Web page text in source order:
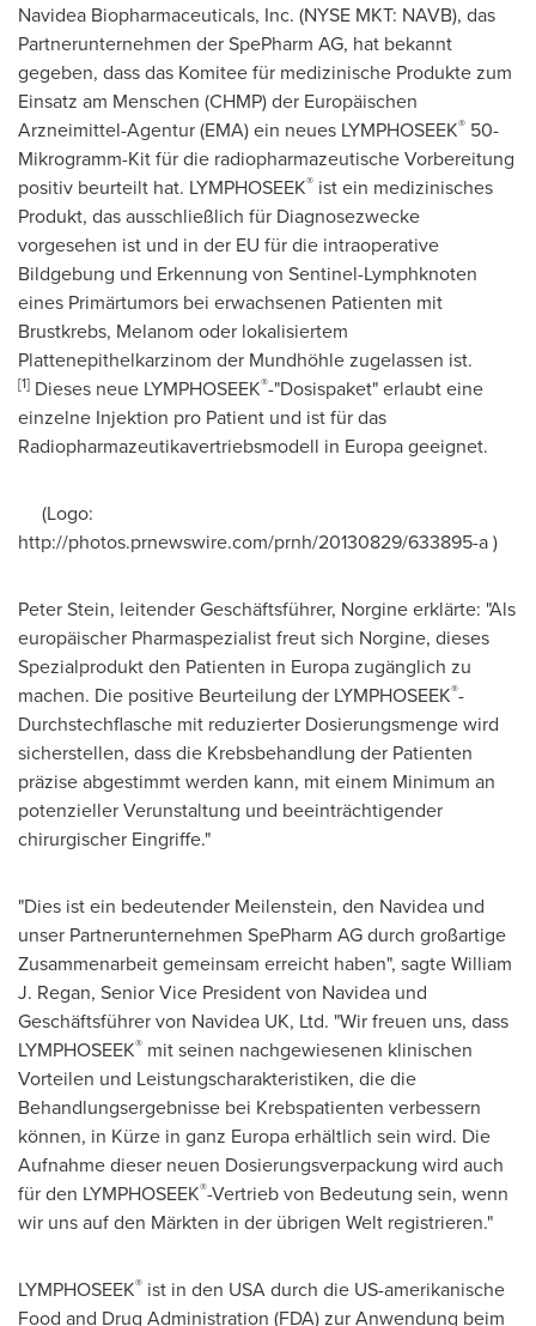
Navidea Biopharmaceuticals, Inc. (NYSE MKT: NAVB), das
Partnerunternehmen der SpePharm AG, hat bekannt
gegeben, dass das Komitee für medizinische Produkte zum
Einsatz am Menschen (CHMP) der Europäischen
Arzneimittel-Agentur (EMA) ein neues LYMPHOSEEK® 50-
Mikrogramm-Kit für die radiopharmazeutische Vorbereitung
positiv beurteilt hat. LYMPHOSEEK® ist ein medizinisches
Produkt, das ausschließlich für Diagnosezwecke
vorgesehen ist und in der EU für die intraoperative
Bildgebung und Erkennung von Sentinel-Lymphknoten
eines Primärtumors bei erwachsenen Patienten mit
Brustkrebs, Melanom oder lokalisiertem
Plattenepithelkarzinom der Mundhöhle zugelassen ist.
[1] Dieses neue LYMPHOSEEK®-"Dosispaket" erlaubt eine
einzelne Injektion pro Patient und ist für das
Radiopharmazeutikavertriebsmodell in Europa geeignet.
(Logo:
http://photos.prnewswire.com/prnh/20130829/633895-a )
Peter Stein, leitender Geschäftsführer, Norgine erklärte: "Als
europäischer Pharmaspezialist freut sich Norgine, dieses
Spezialprodukt den Patienten in Europa zugänglich zu
machen. Die positive Beurteilung der LYMPHOSEEK®-
Durchstechflasche mit reduzierter Dosierungsmenge wird
sicherstellen, dass die Krebsbehandlung der Patienten
präzise abgestimmt werden kann, mit einem Minimum an
potenzieller Verunstaltung und beeinträchtigender
chirurgischer Eingriffe."
"Dies ist ein bedeutender Meilenstein, den Navidea und
unser Partnerunternehmen SpePharm AG durch großartige
Zusammenarbeit gemeinsam erreicht haben", sagteWilliam
J. Regan, Senior Vice Presidentvon Navidea und
Geschäftsführer von Navidea UK, Ltd. "Wir freuen uns, dass
LYMPHOSEEK® mit seinen nachgewiesenen klinischen
Vorteilen und Leistungscharakteristiken, die die
Behandlungsergebnisse bei Krebspatienten verbessern
können, in Kürze in ganz Europa erhältlich sein wird. Die
Aufnahme dieser neuen Dosierungsverpackung wird auch
für den LYMPHOSEEK®-Vertrieb von Bedeutung sein, wenn
wir uns auf den Märkten in der übrigen Welt registrieren."
LYMPHOSEEK® ist in den USAdurch die US-amerikanische
Food and Drug Administration (FDA) zur Anwendung beim